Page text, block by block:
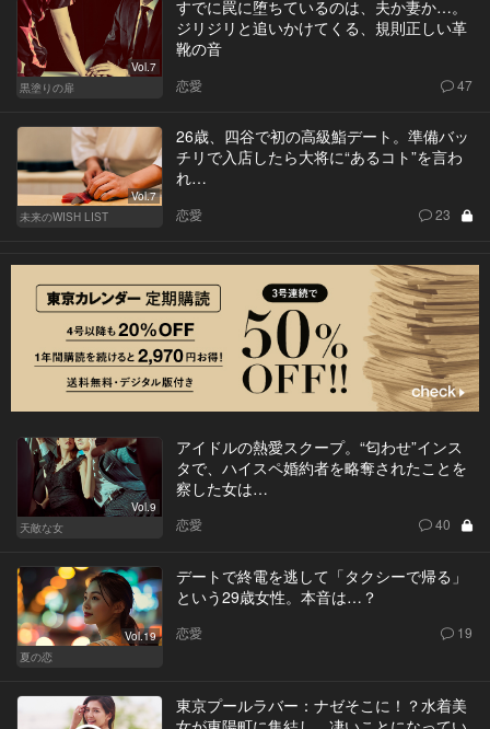
Vol.7
黒塗りの扉
すでに罠に堕ちているのは、夫か妻か…。
ジリジリと追いかけてくる、規則正しい革
靴の音
恋愛 47
Vol.7
未来のWISH LIST
26歳、四谷で初の高級鮨デート。準備バッ
チリで入店したら大将に“あるコト”を言わ
れ…
恋愛 23
Vol.9
天敵な女
アイドルの熱愛スクープ。“匂わせ”インス
タで、ハイスペ婚約者を略奪されたことを
察した女は…
恋愛 40
Vol.19
夏の恋
デートで終電を逃して「タクシーで帰る」
という29歳女性。本音は…？
恋愛 19
東京プールラバー：ナゼそこに！？水着美